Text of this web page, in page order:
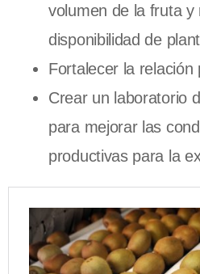
volumen de la fruta y
disponibilidad de
Fortalecer la relación
Crear un laboratorio
para mejorar las
productivas para la